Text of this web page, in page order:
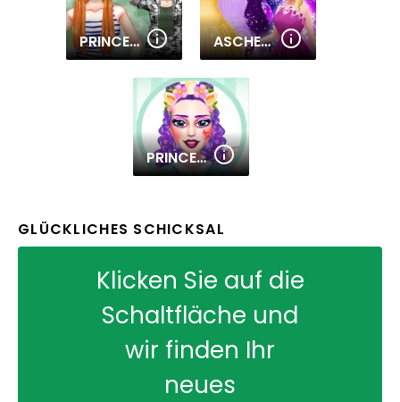
PRINCESS MILITARY FASHION ASCHENPUTTEL VERKLEIDEN SICH
PRINCESS SWEET KAWAII FASHION
GLÜCKLICHES SCHICKSAL
Klicken Sie auf die
Schaltfläche und
wir finden Ihr
neues